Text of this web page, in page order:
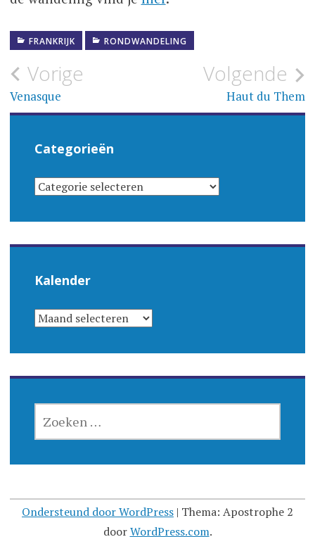
FRANKRIJK RONDWANDELING
Bericht
navigatie
Vorige
Venasque
Volgende
Haut du Them
Categorieën
CATEGORIEËN
Kalender
KALENDER
NAAR:
Ondersteund door WordPress | Thema: Apostrophe 2
doorWordPress.com.